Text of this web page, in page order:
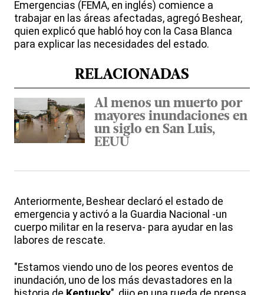
Emergencias (FEMA, en inglés) comience a
trabajar en las áreas afectadas, agregó Beshear,
quien explicó que habló hoy con la Casa Blanca
para explicar las necesidades del estado.
RELACIONADAS
Al menos un muerto por
mayores inundaciones en
un siglo en San Luis,
EEUU
Anteriormente, Beshear declaró el estado de
emergencia y activó a la Guardia Nacional -un
cuerpo militar en la reserva- para ayudar en las
labores de rescate.
"Estamos viendo uno de los peores eventos de
inundación, uno de los más devastadores en la